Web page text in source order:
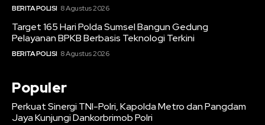
BERITA POLISI 8 Agustus 2026
Target 165 Hari Polda Sumsel Bangun Gedung
Pelayanan BPKB Berbasis Teknologi Terkini
BERITA POLISI 8 Agustus 2026
Populer
Perkuat Sinergi TNI-Polri, Kapolda Metro dan Pangdam
Jaya Kunjungi Dankorbrimob Polri